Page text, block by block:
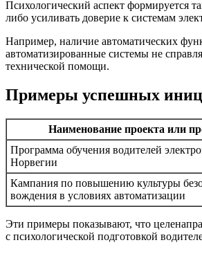
Психологический аспект формируется
либо усиливать доверие к системам
Например, наличие автоматических
автоматизированные системы не
технической помощи.
Примеры успешных
Наименование проекта или
Программа обучения водителей
Норвегии
Кампания по повышению культуры
вождения в условиях автоматизации
Эти примеры показывают, что
с психологической подготовкой